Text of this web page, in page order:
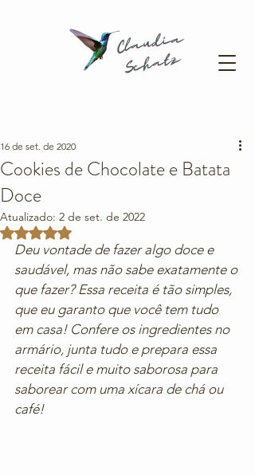
Cookies de Chocolate e Batata
Doce
16 de set. de 2020
Atualizado: 2 de set. de 2022
Avaliado com NaN de 5 estrelas.
Deu vontade de fazer algo doce e
saudável, mas não sabe exatamente o
que fazer? Essa receita é tão simples,
que eu garanto que você tem tudo
em casa! Confere os ingredientes no
armário, junta tudo e prepara essa
receita fácil e muito saborosa para
saborear com uma xícara de chá ou
café!